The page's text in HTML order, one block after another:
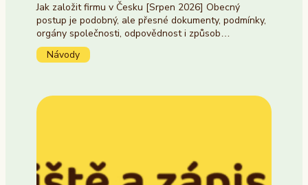
Jak založit firmu v Česku [Srpen 2026] Obecný
postup je podobný, ale přesné dokumenty, podmínky,
orgány společnosti, odpovědnost i způsob…
Návody